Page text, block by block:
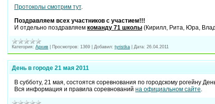
Протоколы смотрим тут.
Поздравляем всех участников с участием!!!
И отдельно поздравляем команду 71 школы (Кирилл, Рита, Юра,
Категория: Архив Просмотров: 1369 Добавил: tyristka Дата: 26.04.2011
День в городе 21 мая 2011
В субботу, 21 мая, состоятся соревнования по городскому рогейну
Вся информация и правила соревнований на официальном сайте.